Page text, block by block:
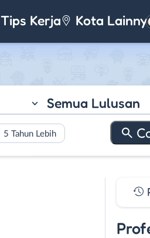
Tips Kerja Kota
Semua Lulusan
5 Tahun Lebih